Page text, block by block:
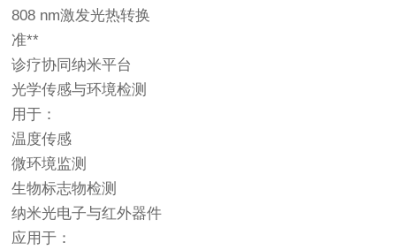
808 nm激发光热转换
准**
诊疗协同纳米平台
光学传感与环境检测
用于：
温度传感
微环境监测
生物标志物检测
纳米光电子与红外器件
应用于：